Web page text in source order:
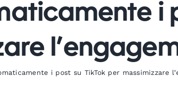
i
i post su TikTok per massimizzare